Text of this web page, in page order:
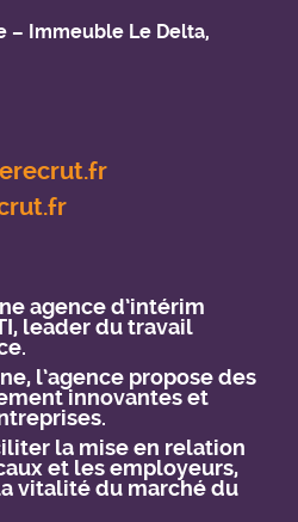
– Immeuble Le Delta,
agence d’intérim
leader du travail
l’agence propose des
innovantes et
la mise en relation
et les employeurs,
vitalité du marché du